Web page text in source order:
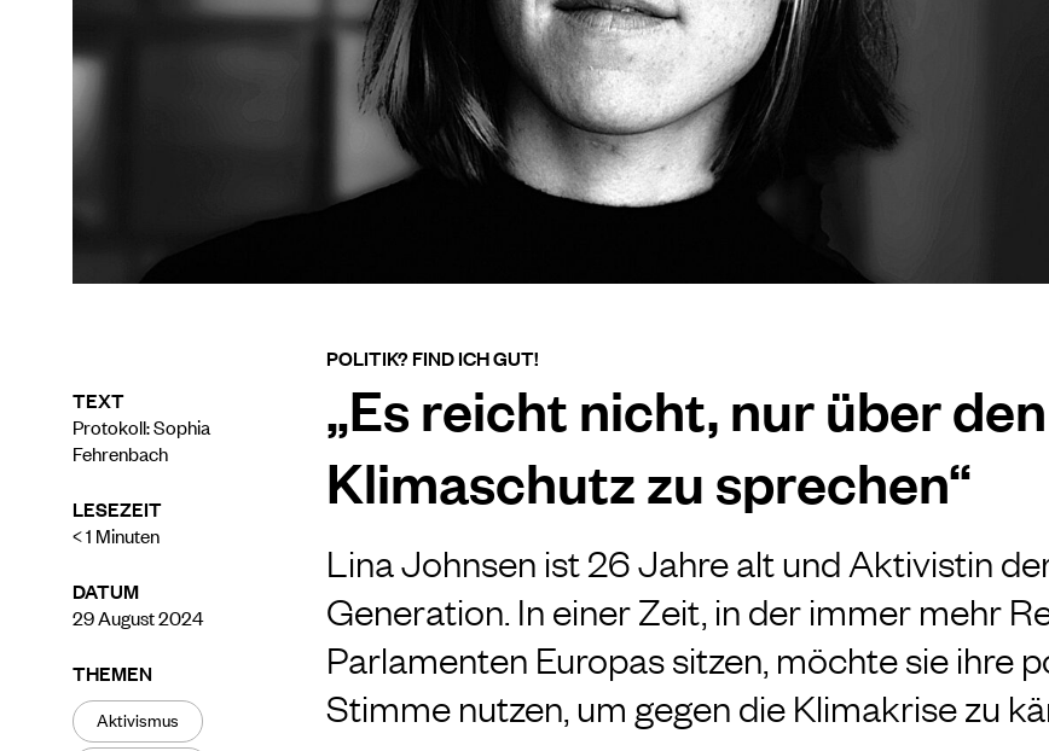
TEXT
Protokoll: Sophia
Fehrenbach
LESEZEIT
< 1 Minuten
DATUM
29 August 2024
THEMEN
Aktivismus
POLITIK? FIND ICH GUT!
„Es reicht nicht, nur über den
Klimaschutz zu sprechen“
Lina Johnsen ist 26 Jahre alt und Aktivistin
Generation. In einer Zeit, in der immer mehr
Parlamenten Europas sitzen, möchte sie ihre
Stimme nutzen, um gegen die Klimakrise zu